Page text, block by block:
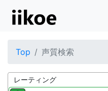
Top 声質検索
レーティング